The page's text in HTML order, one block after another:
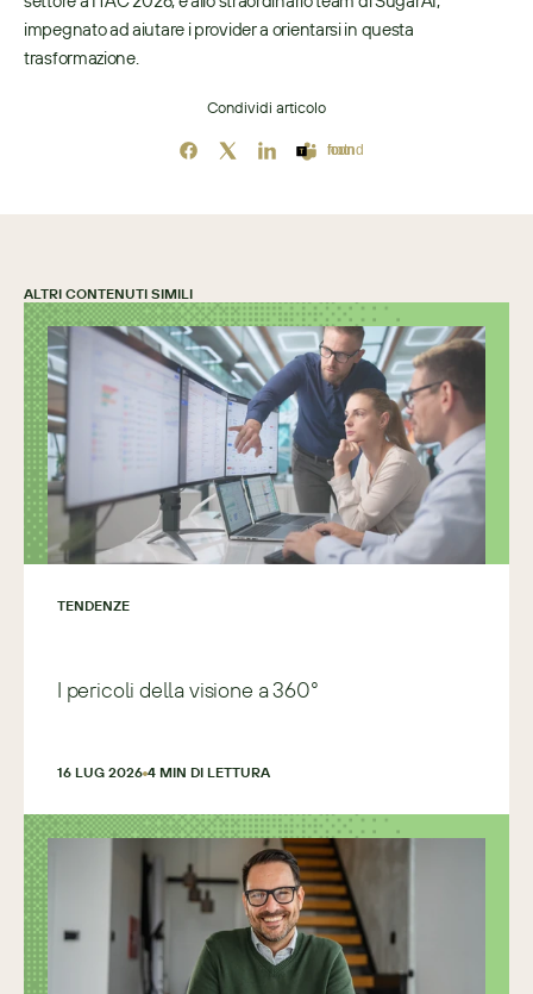
impegnato ad aiutare i provider a orientarsi in questa
trasformazione.
Condividi articolo
Icon not found
ALTRI CONTENUTI SIMILI
TENDENZE
I pericoli della visione a 360°
16 LUG 2026 4 MIN DI LETTURA